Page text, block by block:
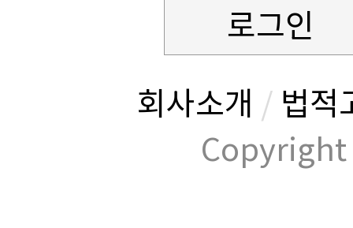
로그인
회사소개 / 법적
Copyright